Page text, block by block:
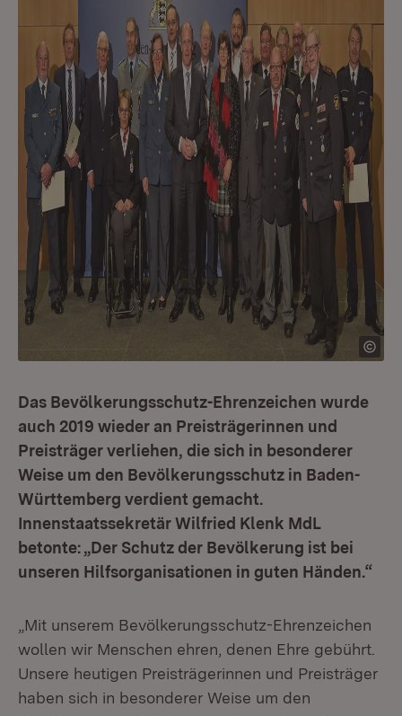
Das Bevölkerungsschutz-Ehrenzeichen wurde
auch 2019 wieder an Preisträgerinnen und
Preisträger verliehen, die sich in besonderer
Weise um den Bevölkerungsschutz in Baden-
Württemberg verdient gemacht.
Innenstaatssekretär Wilfried Klenk MdL
betonte: „Der Schutz der Bevölkerung ist bei
unseren Hilfsorganisationen in guten Händen.“
„Mit unserem Bevölkerungsschutz-Ehrenzeichen
wollen wir Menschen ehren, denen Ehre gebührt.
Unsere heutigen Preisträgerinnen und Preisträger
haben sich in besonderer Weise um den